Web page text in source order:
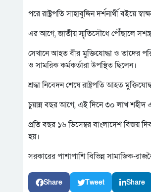
পরে রাষ্ট্রপতি সাহাবুদ্দিন দর্শনার্থী বইয়ে
এর আগে, জাতীয় স্মৃতিসৌধে পৌঁছালে সশস্ত্র
সেখানে আহত বীর মুক্তিযোদ্ধা ও তাদের
ও সামরিক কর্মকর্তারা উপস্থিত ছিলেন।
শ্রদ্ধা নিবেদন শেষে রাষ্ট্রপতি আহত
চুয়ান্ন বছর আগে, এই দিনে ৩০ লাখ শহীদ
প্রতি বছর ১৬ ডিসেম্বর বাংলাদেশ বিজয়
হয়।
সরকারের পাশাপাশি বিভিন্ন সামাজিক-
Share Tweet Share